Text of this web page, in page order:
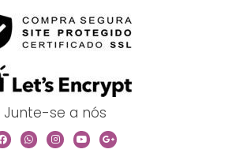
Junte-se a nós
F
a
W
h
I
n
Y
o
G
o